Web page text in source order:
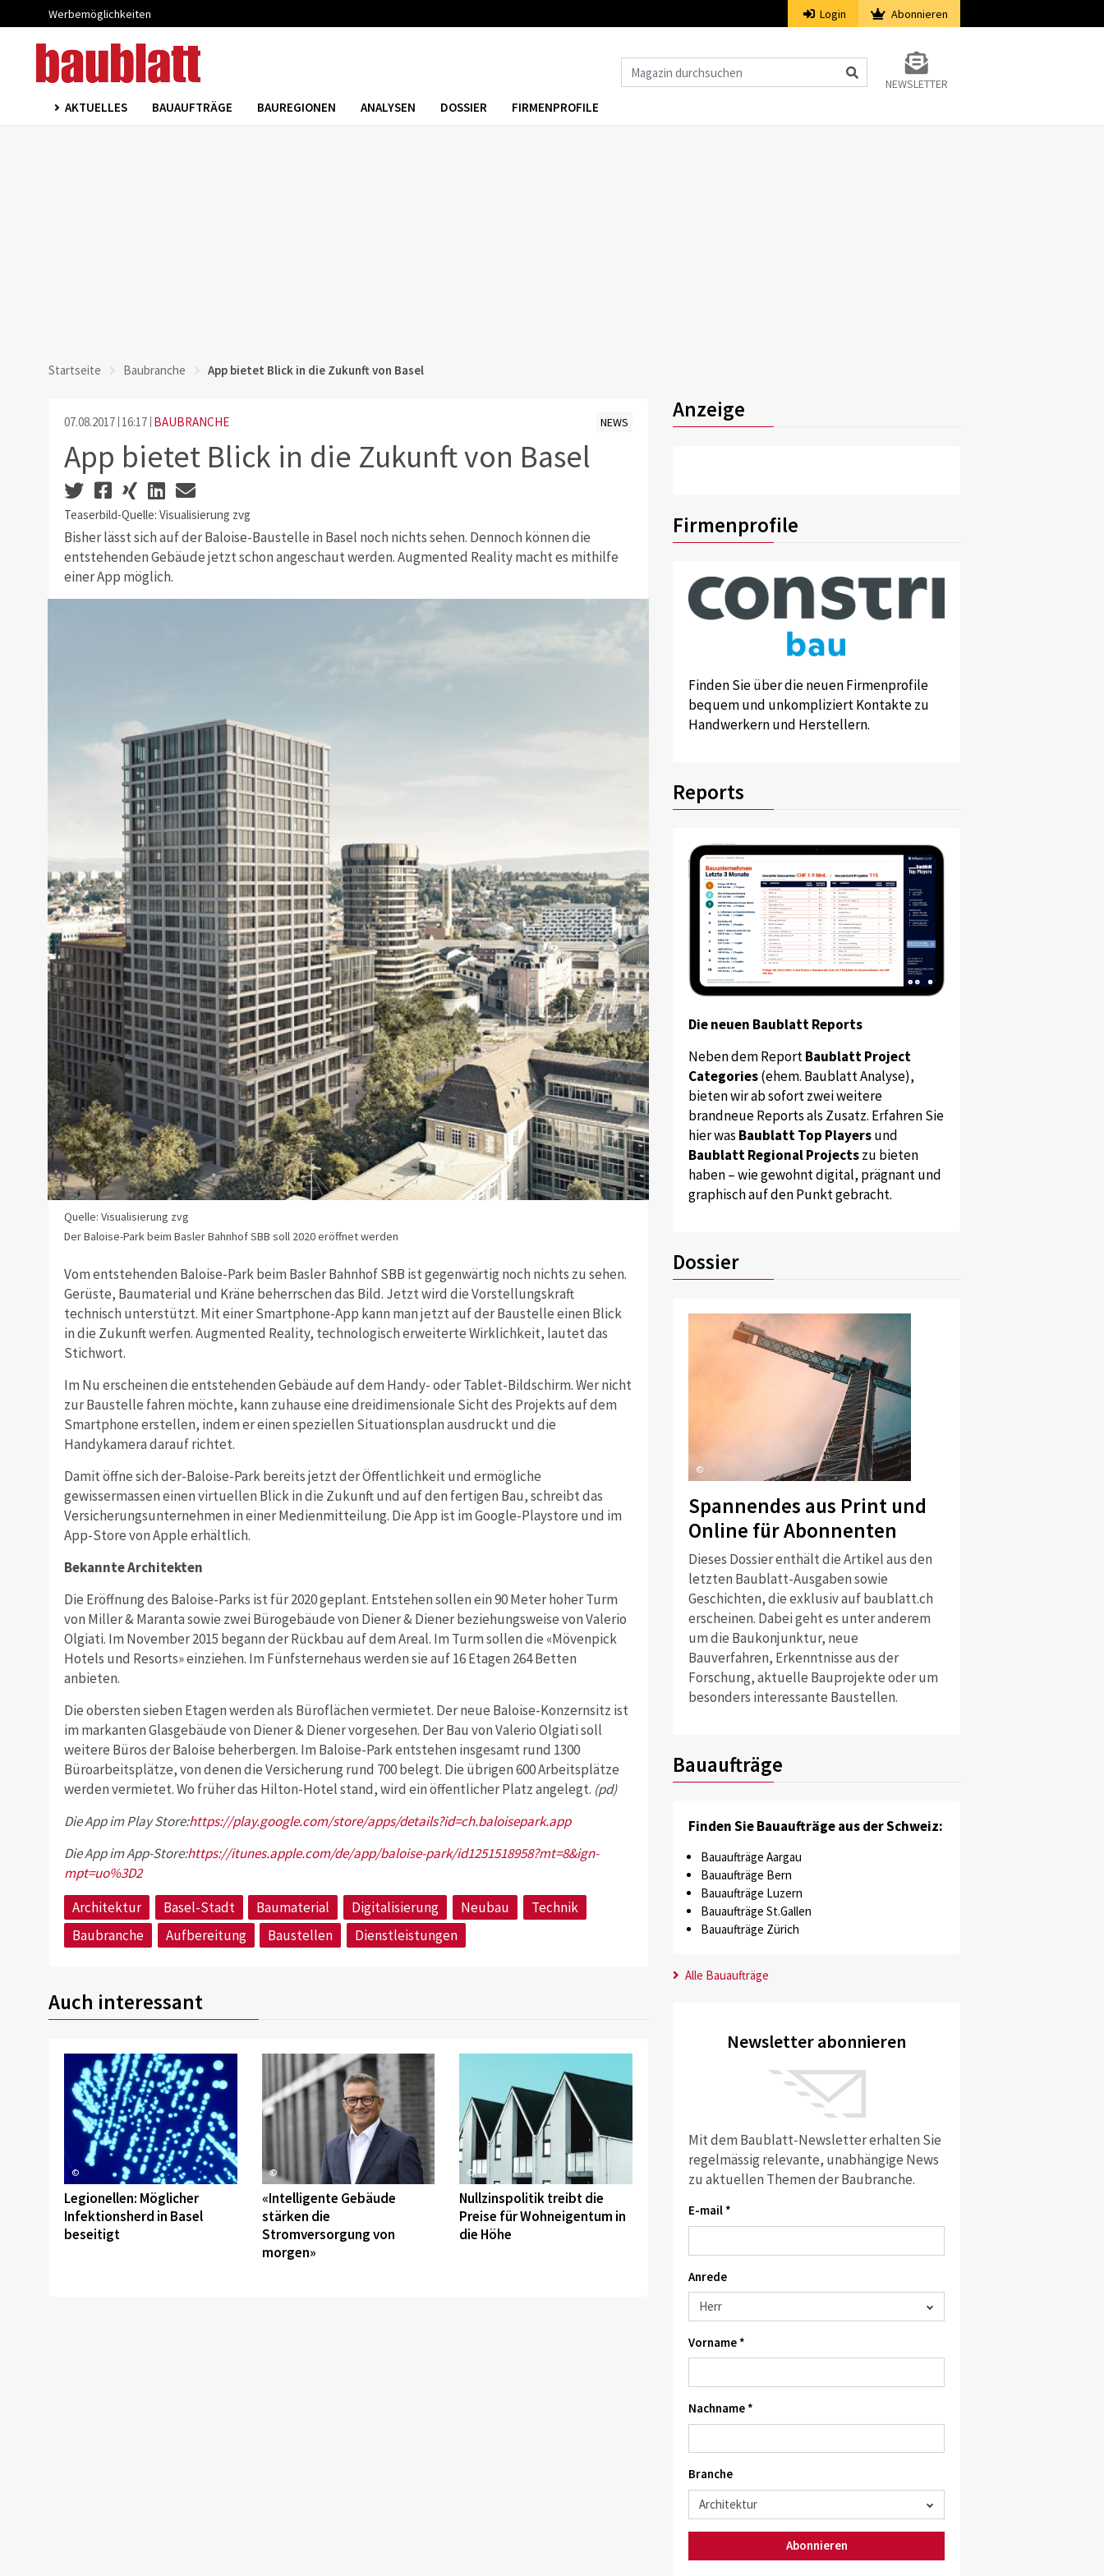
Werbemöglichkeiten Login Abonnieren
NEWSLETTER
AKTUELLES BAUAUFTRÄGE BAUREGIONEN ANALYSEN DOSSIER FIRMENPROFILE
Startseite Baubranche App bietet Blick in die Zukunft von Basel
07.08.2017 16:17 BAUBRANCHE NEWS
App bietet Blick in die Zukunft von Basel
Teaserbild-Quelle: Visualisierung zvg
Bisher lässt sich auf der Baloise-Baustelle in Basel noch nichts sehen. Dennoch können die
entstehenden Gebäude jetzt schon angeschaut werden. Augmented Reality macht es mithilfe
einer App möglich.
Quelle: Visualisierung zvg
Der Baloise-Park beim Basler Bahnhof SBB soll 2020 eröffnet werden
Vom entstehenden Baloise-Park beim Basler Bahnhof SBB ist gegenwärtig noch nichts zu sehen.
Gerüste, Baumaterial und Kräne beherrschen das Bild. Jetzt wird die Vorstellungskraft
technisch unterstützt. Mit einer Smartphone-App kann man jetzt auf der Baustelle einen Blick
in die Zukunft werfen. Augmented Reality, technologisch erweiterte Wirklichkeit, lautet das
Stichwort.
Im Nu erscheinen die entstehenden Gebäude auf dem Handy- oder Tablet-Bildschirm. Wer nicht
zur Baustelle fahren möchte, kann zuhause eine dreidimensionale Sicht des Projekts auf dem
Smartphone erstellen, indem er einen speziellen Situationsplan ausdruckt und die
Handykamera darauf richtet.
Damit öffne sich der-Baloise-Park bereits jetzt der Öffentlichkeit und ermögliche
gewissermassen einen virtuellen Blick in die Zukunft und auf den fertigen Bau, schreibt das
Versicherungsunternehmen in einer Medienmitteilung. Die App ist im Google-Playstore und im
App-Store von Apple erhältlich.
Bekannte Architekten
Die Eröffnung des Baloise-Parks ist für 2020 geplant. Entstehen sollen ein 90 Meter hoher Turm
von Miller & Maranta sowie zwei Bürogebäude von Diener & Diener beziehungsweise von Valerio
Olgiati. Im November 2015 begann der Rückbau auf dem Areal. Im Turm sollen die «Mövenpick
Hotels und Resorts» einziehen. Im Fünfsternehaus werden sie auf 16 Etagen 264 Betten
anbieten.
Die obersten sieben Etagen werden als Büroflächen vermietet. Der neue Baloise-Konzernsitz ist
im markanten Glasgebäude von Diener & Diener vorgesehen. Der Bau von Valerio Olgiati soll
weitere Büros der Baloise beherbergen. Im Baloise-Park entstehen insgesamt rund 1300
Büroarbeitsplätze, von denen die Versicherung rund 700 belegt. Die übrigen 600 Arbeitsplätze
werden vermietet. Wo früher das Hilton-Hotel stand, wird ein öffentlicher Platz angelegt. (pd)
Die App im Play Store:https://play.google.com/store/apps/details?id=ch.baloisepark.app
Die App im App-Store:https://itunes.apple.com/de/app/baloise-park/id1251518958?mt=8&ign-
mpt=uo%3D2
Architektur
Basel-Stadt Baumaterial Digitalisierung Neubau
Technik
Baubranche
Aufbereitung Baustellen Dienstleistungen
Auch interessant
©
Legionellen: Möglicher
Infektionsherd in Basel
beseitigt
©
«Intelligente Gebäude
stärken die
Stromversorgung von
morgen»
©
Nullzinspolitik treibt die
Preise für Wohneigentum in
die Höhe
Anzeige
Firmenprofile
Finden Sie über die neuen Firmenprofile
bequem und unkompliziert Kontakte zu
Handwerkern und Herstellern.
Reports
Die neuen Baublatt Reports
Neben dem ReportBaublatt Project
Categories(ehem. Baublatt Analyse),
bieten wir ab sofort zwei weitere
brandneue Reports als Zusatz. Erfahren Sie
hier was Baublatt Top Playersund
Baublatt Regional Projectszu bieten
haben – wie gewohnt digital, prägnant und
graphisch auf den Punkt gebracht.
Dossier
©
Spannendes aus Print und
Online für Abonnenten
Dieses Dossier enthält die Artikel aus den
letzten Baublatt-Ausgaben sowie
Geschichten, die exklusiv auf baublatt.ch
erscheinen. Dabei geht es unter anderem
um die Baukonjunktur, neue
Bauverfahren, Erkenntnisse aus der
Forschung, aktuelle Bauprojekte oder um
besonders interessante Baustellen.
Bauaufträge
Finden Sie Bauaufträge aus der Schweiz:
Bauaufträge Aargau
Bauaufträge Bern
Bauaufträge Luzern
Bauaufträge St.Gallen
Bauaufträge Zürich
Alle Bauaufträge
Newsletter abonnieren
Mit dem Baublatt-Newsletter erhalten Sie
regelmässig relevante, unabhängige News
zu aktuellen Themen der Baubranche.
E-mail *
Anrede
Vorname *
Nachname *
Branche
Abonnieren